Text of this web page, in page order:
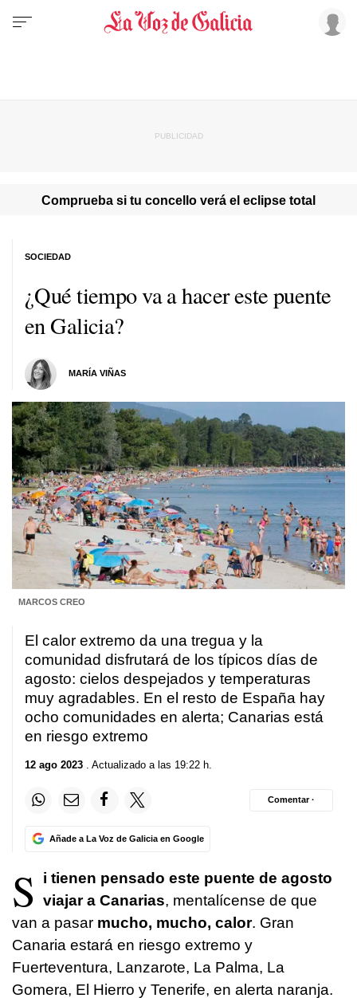
Comprueba si tu concello verá el eclipse total
¿Qué tiempo va a hacer este puente
en Galicia?
MARÍA VIÑAS
SOCIEDAD
MARCOS CREO
El calor extremo da una tregua y la
comunidad disfrutará de los típicos días de
agosto: cielos despejados y temperaturas
muy agradables. En el resto de España hay
ocho comunidades en alerta; Canarias está
en riesgo extremo
12 ago 2023 . Actualizado a las 19:22 h.
Añade a La Voz de Galicia en Google
Comentar ·
S
i tienen pensado este puente de agosto
viajar a Canarias, mentalícense de que
van a pasar mucho, mucho, calor. Gran
Canaria estará en riesgo extremo y
Fuerteventura, Lanzarote, La Palma, La
Gomera, El Hierro y Tenerife, en alerta naranja.